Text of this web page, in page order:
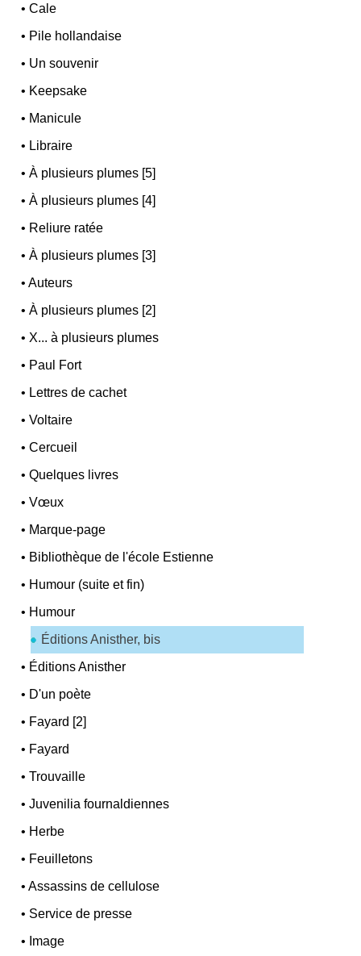
•Cale
• Pile hollandaise
• Un souvenir
• Keepsake
• Manicule
• Libraire
•À plusieurs plumes [5]
•À plusieurs plumes [4]
• Reliure ratée
•À plusieurs plumes [3]
•Auteurs
•À plusieurs plumes [2]
• X... à plusieurs plumes
• Paul Fort
• Lettres de cachet
•Voltaire
•Cercueil
•Quelques livres
•Vœux
• Marque-page
• Bibliothèque de l'école Estienne
• Humour (suite et fin)
• Humour
Éditions Anisther, bis
• Éditions Anisther
• D'un poète
• Fayard [2]
• Fayard
•Trouvaille
•Juvenilia fournaldiennes
• Herbe
• Feuilletons
•Assassins de cellulose
• Service de presse
• Image